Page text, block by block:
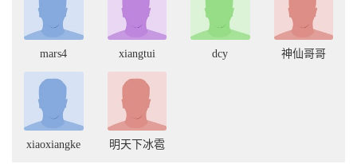
13.8 本章小结 495
13.9 请你思考 496
参考资料 496
第14章 循环递归RNN，序列建模套路深 498
14.1 你可能不具备的一种思维 499
14.2 标准神经网络的缺陷所在 501
14.3 RNN简史 502
14.3.1 Hopfield网络 503
14.3.2 Jordan递归神经网络 504
14.3.3 Elman递归神经网络 505
mars4 xiangtui dcy 神仙哥哥
xiaoxiangke 明天下冰雹